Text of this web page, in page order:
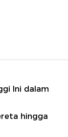
Ini dalam
hingga